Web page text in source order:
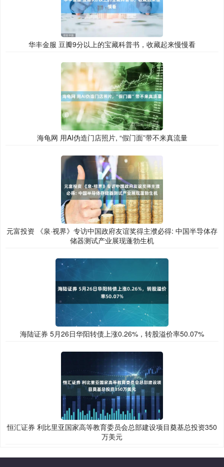
华丰金服 豆瓣9分以上的宝藏科普书，收藏起来慢慢看
海龟网 用AI伪造门店照片, “假门面”带不来真流量
元富投资 《泉·视界》专访中国政府友谊奖得主濮必得: 中国半导体存
储器测试产业展现蓬勃生机
海陆证券 5月26日华阳转债上涨0.26%，转股溢价率50.07%
恒汇证券 利比里亚国家高等教育委员会总部建设项目奠基总投资350
万美元